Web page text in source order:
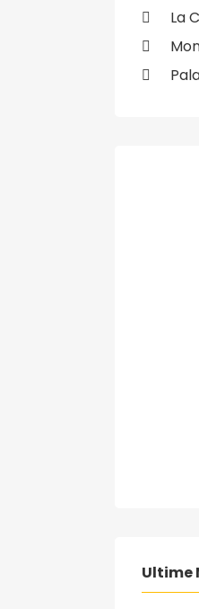
La
Ultime